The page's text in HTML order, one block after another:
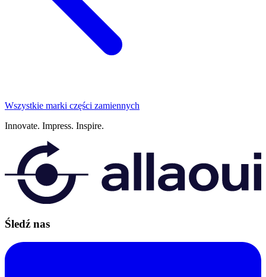
Wszystkie marki części zamiennych
Innovate. Impress. Inspire.
Śledź nas